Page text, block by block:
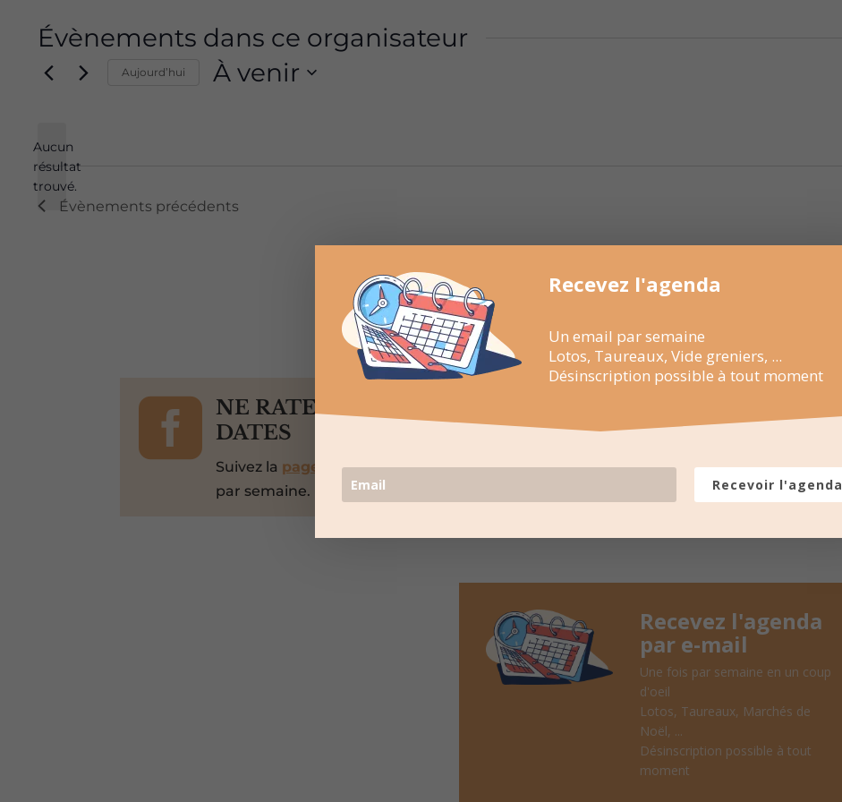
Évènements dans ce organisateur
Notice
Aucun
résultat
trouvé.
Aujourd’hui À venir
Évènements précédents

NE RATEZ PAS LES PROCHAINES
DATES
Suivez la page Facebookpour recevoir un résumé une fois
par semaine.
Recevez l'agenda
par e-mail
Une fois par semaine en un coup
d'oeil
Lotos, Taureaux, Marchés de
Noël, ...
Désinscription possible à tout
moment
Recevez l'agenda
Un email par semaine
Lotos, Taureaux, Vide greniers, ...
Désinscription possible à tout moment
Recevoir l'agenda